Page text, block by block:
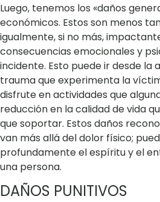
Luego, tenemos los «daños
económicos. Estos son menos
igualmente, si no más,
consecuencias emocionales y
incidente. Esto puede ir desde la
trauma que experimenta la
disfrute en actividades que
reducción en la calidad de vida
que soportar. Estos daños
van más allá del dolor físico;
profundamente el espíritu y el
una persona.
DAÑOS PUNITIVOS